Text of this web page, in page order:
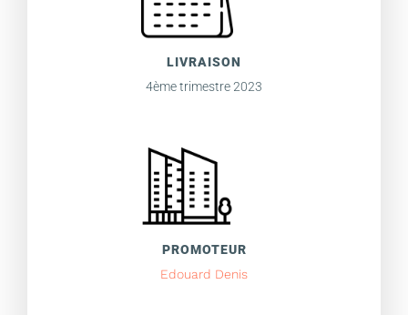
LIVRAISON
4ème trimestre 2023
PROMOTEUR
Edouard Denis